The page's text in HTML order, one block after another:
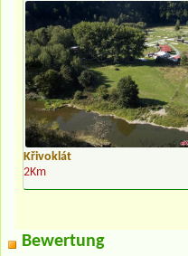
Křivoklát
2Km
Bewertung